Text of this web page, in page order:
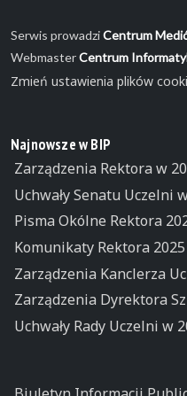
Serwis prowadziCentrum
WebmasterCentrum
Zmień ustawienia plików
Najnowsze w BIP
Zarządzenia Rektora w
Uchwały Senatu Uczelni
Pisma Okólne Rektora
Komunikaty Rektora 2025
Zarządzenia Kanclerza
Zarządzenia Dyrektora
Uchwały Rady Uczelni w